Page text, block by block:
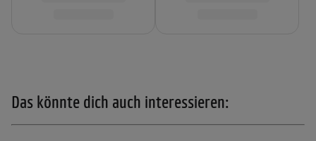
Das könnte dich auch interessieren: